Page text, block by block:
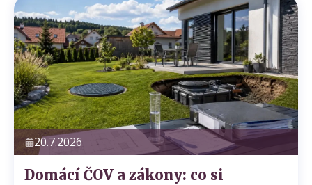
20.7.2026
Domácí ČOV a zákony: co si